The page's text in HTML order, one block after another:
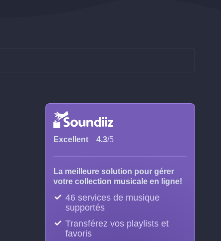
Excellent 4.3/5
La meilleure solution pour gérer
votre collection musicale en ligne!
46 services de musique
supportés
Transférez vos playlists et
favoris